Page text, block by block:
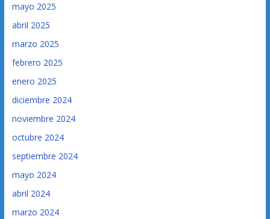
mayo 2025
abril 2025
marzo 2025
febrero 2025
enero 2025
diciembre 2024
noviembre 2024
octubre 2024
septiembre 2024
mayo 2024
abril 2024
marzo 2024